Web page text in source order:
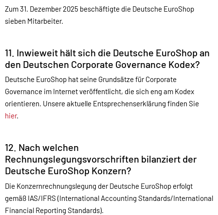
Zum 31. Dezember 2025 beschäftigte die Deutsche EuroShop
sieben Mitarbeiter.
11. Inwieweit hält sich die Deutsche EuroShop an
den Deutschen Corporate Governance Kodex?
Deutsche EuroShop hat seine Grundsätze für Corporate
Governance im Internet veröffentlicht, die sich eng am Kodex
orientieren. Unsere aktuelle Entsprechenserklärung finden Sie
hier.
12. Nach welchen
Rechnungslegungsvorschriften bilanziert der
Deutsche EuroShop Konzern?
Die Konzernrechnungslegung der Deutsche EuroShop erfolgt
gemäß IAS/IFRS (International Accounting Standards/International
Financial Reporting Standards).